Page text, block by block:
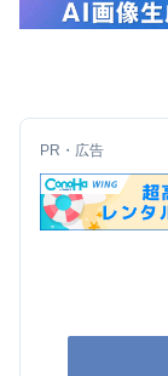
PR・広告